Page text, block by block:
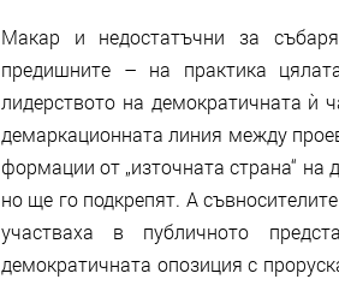
Макар и недостатъчни за
предишните – на практика
лидерството на демократичната ѝ
демаркационната линия между
формации от „източната страна“ на
но ще го подкрепят. А
участваха в публичното
демократичната опозиция с